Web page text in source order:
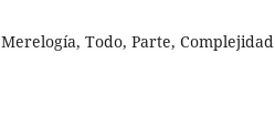
Merelogía, Todo, Parte, Complejidad